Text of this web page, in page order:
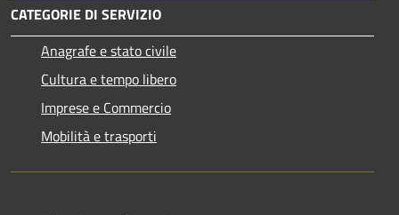
CATEGORIE DI SERVIZIO
Anagrafe e stato civile
Cultura e tempo libero
Imprese e Commercio
Mobilità e trasporti